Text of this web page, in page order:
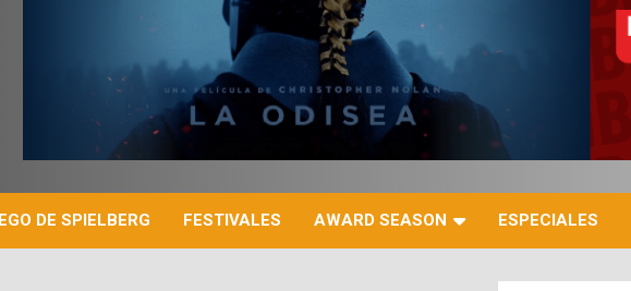
DE SPIELBERG FESTIVALES AWARD SEASON ESPECIALES